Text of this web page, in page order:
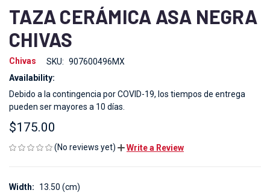
TAZA CERÁMICA ASA NEGRA
CHIVAS
Chivas SKU: 907600496MX
Availability:
Debido a la contingencia por COVID-19, los tiempos de entrega
pueden ser mayores a 10 días.
$175.00
(No reviews yet) Write a Review
Width:
13.50 (cm)